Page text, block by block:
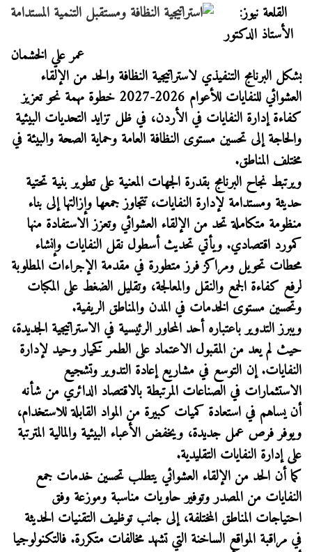
القلعة نيوز:
الأستاذ الدكتور
عمر علي الخشمان
يشكل البرنامج التنفيذي لاستراتيجية النظافة والحد من الإلقاء
العشوائي للنفايات للأعوام 2026-2027 خطوة مهمة نحو تعزيز
كفاءة إدارة النفايات في الأردن، في ظل تزايد التحديات البيئية
والحاجة إلى تحسين مستوى النظافة العامة وحماية الصحة والبيئة في
مختلف المناطق.
ويرتبط نجاح البرنامج بقدرة الجهات المعنية على تطوير بنية تحتية
حديثة ومستدامة لإدارة النفايات، تتجاوز جمعها وإزالتها إلى بناء
منظومة متكاملة تحد من الإلقاء العشوائي وتعزز الاستفادة منها
كمورد اقتصادي. ويأتي تحديث أسطول نقل النفايات وإنشاء
محطات تحويل ومراكز فرز متطورة في مقدمة الإجراءات المطلوبة
لرفع كفاءة الجمع والنقل والمعالجة، وتقليل الضغط على المكبات
وتحسين مستوى الخدمات في المدن والمناطق الريفية.
ويبرز التدوير باعتباره أحد المحاور الرئيسية في الاستراتيجية الجديدة،
حيث لم يعد من المقبول الاعتماد على الطمر كخيار وحيد لإدارة
النفايات. إن التوسع في مشاريع إعادة التدوير وتشجيع
الاستثمارات في الصناعات المرتبطة بالاقتصاد الدائري من شأنه
أن يساهم في استعادة كميات كبيرة من المواد القابلة للاستخدام،
ويوفر فرص عمل جديدة، ويخفض الأعباء البيئية والمالية المترتبة
على إدارة النفايات التقليدية.
كما أن الحد من الإلقاء العشوائي يتطلب تحسين خدمات جمع
النفايات من المصدر وتوفير حاويات مناسبة وموزعة وفق
احتياجات المناطق المختلفة، إلى جانب توظيف التقنيات الحديثة
في مراقبة المواقع الساخنة التي تشهد مخالفات متكررة. فالتكنولوجيا